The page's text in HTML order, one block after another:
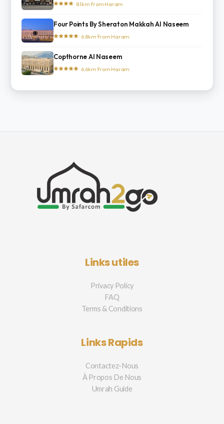
· 8.1km from Haram
Four Points By Sheraton Makkah Al Naseem
· 6.8km from Haram
Copthorne Al Naseem
· 6.6km from Haram
Links utiles
Privacy Policy
FAQ
Terms & Conditions
Links Rapids
Contactez-Nous
À Propos De Nous
Umrah Guide